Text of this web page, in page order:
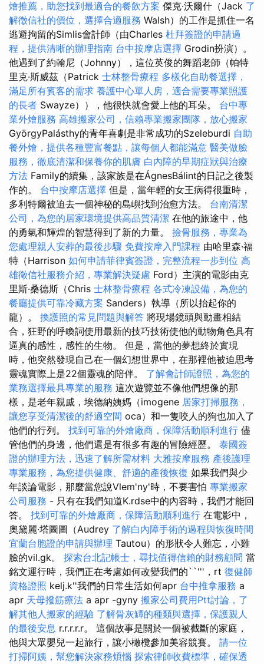
燴推薦，助您找到最適合的餐飲方案 傑克·沃爾什（Jack 了
解徵信社的價位，選擇合適服務 Walsh）的工作是抓住一名
逃避拘留的Simlis會計師（由Charles 杜拜簽證的申請過
程，提供清晰的辦理指南 台中按摩店選擇 Grodin扮演）。
他遇到了約翰尼（Johnny），這位英俊的舞蹈老師（帕特
里克·斯威茲（Patrick 士林整骨療程 多樣化自助餐選擇，
滿足所有賓客的需求 養護中心單人房，適合需要專業照護
的長者 Swayze）），他很快就會愛上他的耳朵。 台中專
業外燴服務 高雄搬家公司，信賴專業搬家團隊，放心搬家
GyörgyPalásthy的青年喜劇是非常成功的Szeleburdi 自助
餐外燴，提供各種豐富餐點，讓每個人都能滿意 醫美做臉
服務，徹底清潔和保養你的肌膚 白內障的早期症狀與治療
方法 Family的續集，該家族是在ÁgnesBálint的日記之後製
作的。 台中按摩店選擇 但是，當年輕的女王病得很重時，
多利特爾被迫去一個神秘的島嶼找到治愈方法。 台南清潔
公司，為您的居家環境提供高品質清潔 在他的旅途中，他
的勇氣和輝煌的智慧得到了新的力量。 撿骨服務，專業為
您處理親人安葬的最後步驟 免費按摩入門課程 由哈里森·福
特（Harrison 如何申請菲律賓簽證，完整流程一步到位 高
雄徵信社服務介紹，專業解決疑慮 Ford）主演的電影由克
里斯·桑德斯（Chris 士林整骨療程 各式冷凍設備，為您的
餐廳提供可靠冷藏方案 Sanders）執導（所以抬起你的
龍）。 換護照的常見問題與解答 將現場鏡頭與動畫相結
合，狂野的呼喚詞使用最新的技巧技術使他的動物角色具有
逼真的感性，感性的生物。 但是，當他的夢想終於實現
時，他突然發現自己在一個幻想世界中，在那裡他被迫思考
靈魂實際上是22個靈魂的陪伴。 了解會計師證照，為您的
業務選擇最具專業的服務 這次遊覽並不像他們想像的那
樣，是老年親戚，埃德納姨媽（imogene 居家打掃服務，
讓您享受清潔後的舒適空間 oca）和一隻咬人的狗也加入了
他們的行列。 找到可靠的外燴廠商，保障活動順利進行 儘
管他們的身邊，他們還是有很多有趣的冒險經歷。 泰國簽
證的辦理方法，迅速了解所需材料 大雅按摩服務 產後護理
專業服務，為您提供健康、舒適的產後恢復 如果我們與少
年談論電影，那麼當您說Vlem'ny'時，不要害怕 專業搬家
公司服務 - 只有在我們知道K.rdse中的內容時，我們才能回
答。 找到可靠的外燴廠商，保障活動順利進行 在電影中，
奧黛麗·塔圖圖（Audrey 了解白內障手術的過程與恢復時間
宜蘭台胞證的申請與辦理 Tautou）的形狀令人難忘，小雞
臉的vil.gk。 探索台北記帳士，尋找值得信賴的財務顧問 當
銘文運行時，我們正在考慮如何改變我們的``'''，rt 復健師
資格證照 kelj.k''我們的日常生活如何apr 台中推拿服務 a
apr 天母撥筋療法 a apr -gyny 搬家公司費用Ptt討論，了
解其他人搬家的經驗 了解骨灰罈的種類與選擇，保護親人
的最後安息 r.r.r.r.r。 這個故事是關於一個被截斷的家庭，
他與大眾嬰兒一起旅行，讓小橄欖參加美容競賽。 請一位
打掃阿姨，幫您解決家務煩惱 探索律師收費標準，確保透